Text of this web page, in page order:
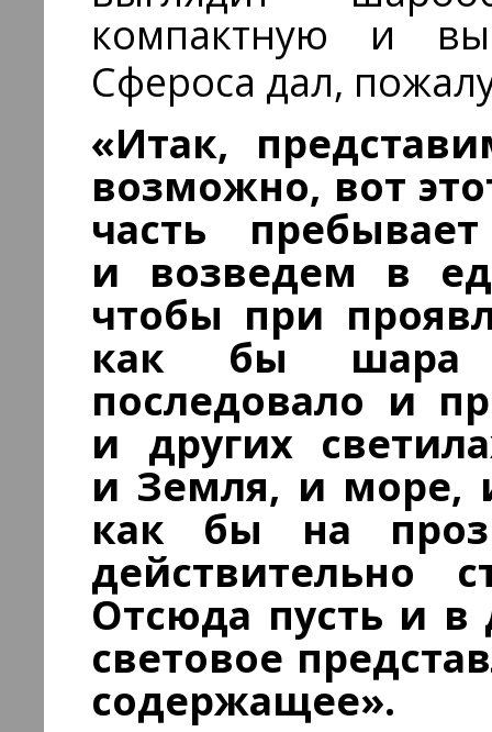
компактную и
Сфероса дал,
«Итак,
возможно, вот
часть
и возведем в
чтобы при
как бы шара
последовало и
и других
и Земля, и море,
как бы на
действительно
Отсюда пусть и в
световое
содержащее».